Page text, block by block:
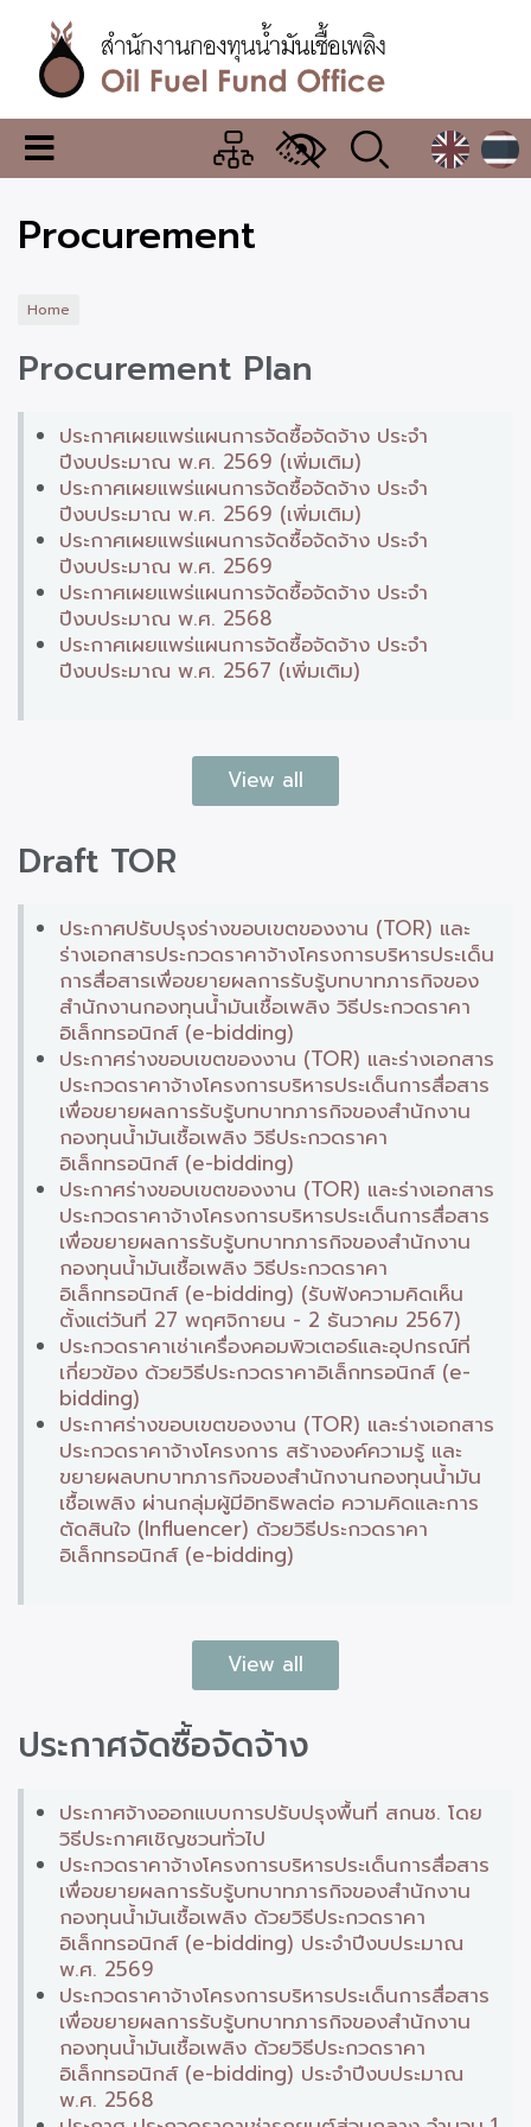
content
สำนักงาน
กองทุน
น้ำมัน
เพลิง
เมนู
เปลี่ยน
Procurement
Home
Procurement Plan
ประกาศเผยแพร่แผนการจัดซื้อจัดจ้าง ประจำ
ปีงบประมาณ พ.ศ. 2569 (เพิ่มเติม)
ประกาศเผยแพร่แผนการจัดซื้อจัดจ้าง ประจำ
ปีงบประมาณ พ.ศ. 2569 (เพิ่มเติม)
ประกาศเผยแพร่แผนการจัดซื้อจัดจ้าง ประจำ
ปีงบประมาณ พ.ศ. 2569
ประกาศเผยแพร่แผนการจัดซื้อจัดจ้าง ประจำ
ปีงบประมาณ พ.ศ. 2568
ประกาศเผยแพร่แผนการจัดซื้อจัดจ้าง ประจำ
ปีงบประมาณ พ.ศ. 2567 (เพิ่มเติม)
View all
Draft TOR
ประกาศปรับปรุงร่างขอบเขตของงาน (TOR) และ
ร่างเอกสารประกวดราคาจ้างโครงการบริหารประเด็น
การสื่อสารเพื่อขยายผลการรับรู้บทบาทภารกิจของ
สำนักงานกองทุนน้ำมันเชื้อเพลิง วิธีประกวดราคา
อิเล็กทรอนิกส์ (e-bidding)
ประกาศร่างขอบเขตของงาน (TOR) และร่างเอกสาร
ประกวดราคาจ้างโครงการบริหารประเด็นการสื่อสาร
เพื่อขยายผลการรับรู้บทบาทภารกิจของสำนักงาน
กองทุนน้ำมันเชื้อเพลิง วิธีประกวดราคา
อิเล็กทรอนิกส์ (e-bidding)
ประกาศร่างขอบเขตของงาน (TOR) และร่างเอกสาร
ประกวดราคาจ้างโครงการบริหารประเด็นการสื่อสาร
เพื่อขยายผลการรับรู้บทบาทภารกิจของสำนักงาน
กองทุนน้ำมันเชื้อเพลิง วิธีประกวดราคา
อิเล็กทรอนิกส์ (e-bidding) (รับฟังความคิดเห็น
ตั้งแต่วันที่ 27 พฤศจิกายน - 2 ธันวาคม 2567)
ประกวดราคาเช่าเครื่องคอมพิวเตอร์และอุปกรณ์ที่
เกี่ยวข้อง ด้วยวิธีประกวดราคาอิเล็กทรอนิกส์ (e-
bidding)
ประกาศร่างขอบเขตของงาน (TOR) และร่างเอกสาร
ประกวดราคาจ้างโครงการ สร้างองค์ความรู้ และ
ขยายผลบทบาทภารกิจของสำนักงานกองทุนน้ำมัน
เชื้อเพลิง ผ่านกลุ่มผู้มีอิทธิพลต่อ ความคิดและการ
ตัดสินใจ (Influencer) ด้วยวิธีประกวดราคา
อิเล็กทรอนิกส์ (e-bidding)
View all
ประกาศจัดซื้อจัดจ้าง
ประกาศจ้างออกแบบการปรับปรุงพื้นที่ สกนช. โดย
วิธีประกาศเชิญชวนทั่วไป
ประกวดราคาจ้างโครงการบริหารประเด็นการสื่อสาร
เพื่อขยายผลการรับรู้บทบาทภารกิจของสำนักงาน
กองทุนน้ำมันเชื้อเพลิง ด้วยวิธีประกวดราคา
อิเล็กทรอนิกส์ (e-bidding) ประจำปีงบประมาณ
พ.ศ. 2569
ประกวดราคาจ้างโครงการบริหารประเด็นการสื่อสาร
เพื่อขยายผลการรับรู้บทบาทภารกิจของสำนักงาน
กองทุนน้ำมันเชื้อเพลิง ด้วยวิธีประกวดราคา
อิเล็กทรอนิกส์ (e-bidding) ประจำปีงบประมาณ
พ.ศ. 2568